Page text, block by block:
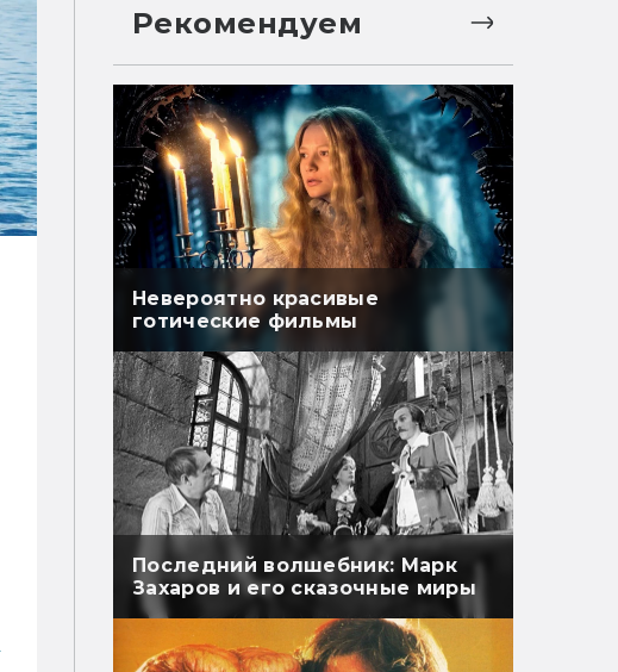
Рекомендуем
Невероятно красивые
готические фильмы
Последний волшебник: Марк
Захаров и его сказочные миры